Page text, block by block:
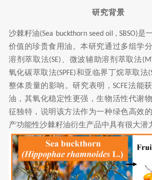
研究背景
沙棘籽油(Sea buckthorn seed oil , SBSO)是
价值的珍贵食用油。本研究通过多组学
溶剂萃取法(SE) 、微波辅助溶剂萃取法
氧化碳萃取法(SPFE)和亚临界丁烷萃取法
整体质量的影响。研究表明，SCFE法能
油，其氧化稳定性更强，生物活性代谢
征独特，说明该方法作为一种绿色高效
产功能性沙棘籽油衍生产品中具有很大潜